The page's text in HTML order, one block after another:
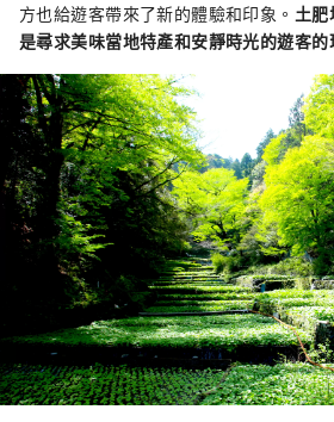
方也給遊客帶來了新的體驗和印象。 土肥
是尋求美味當地特產和安靜時光的遊客的